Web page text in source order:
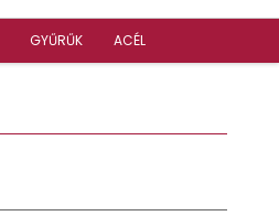
GYŰRŰK ACÉL